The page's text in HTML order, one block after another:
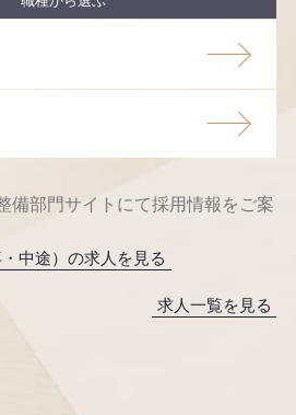
備部門サイトにて採用情報をご案
中途）の求人を見る
求人一覧を見る